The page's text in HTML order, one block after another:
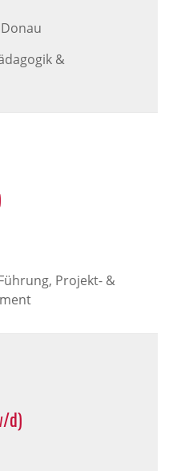
&
Projekt- &
d)